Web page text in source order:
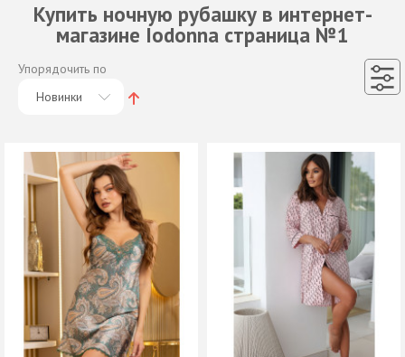
Купить ночную рубашку в интернет-
магазине Iodonna страница №1
Упорядочить по
Новинки